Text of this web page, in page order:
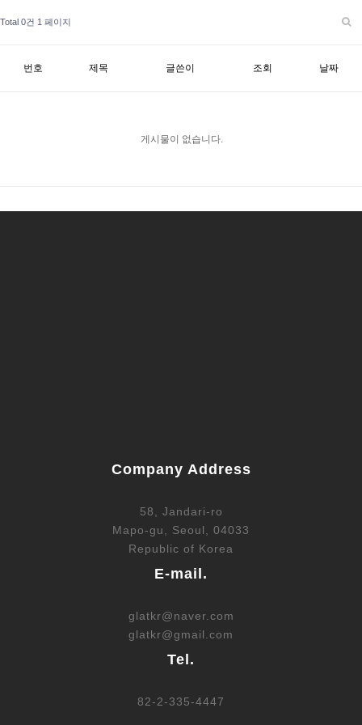
Total 0건 1 페이지
번호 제목 글쓴이 조회 날짜
게시물이 없습니다.
Company Address
58, Jandari-ro
Mapo-gu, Seoul, 04033
Republic of Korea
E-mail.
glatkr@naver.com
glatkr@gmail.com
Tel.
82-2-335-4447